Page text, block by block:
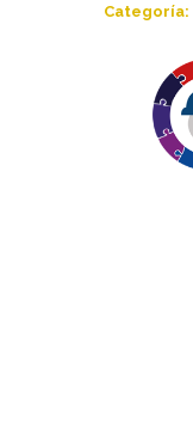
Categoría: